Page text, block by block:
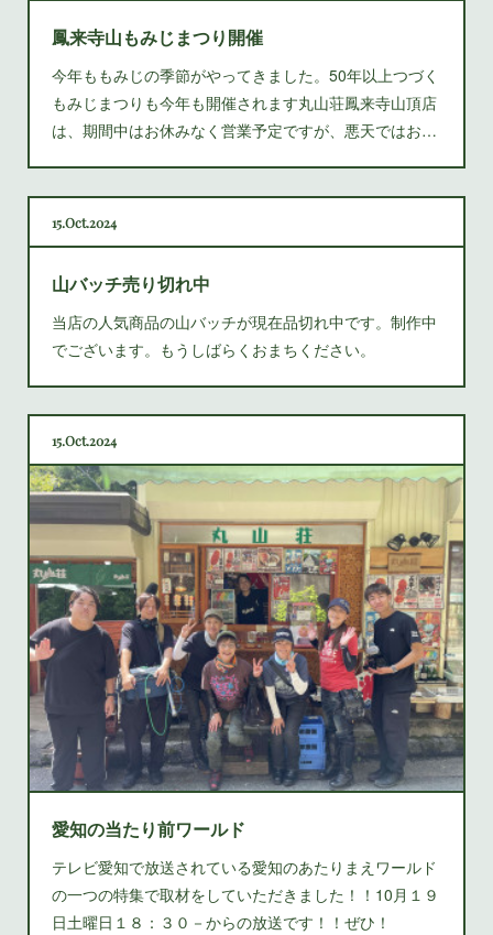
鳳来寺山もみじまつり開催
今年ももみじの季節がやってきました。50年以上つづく
もみじまつりも今年も開催されます丸山荘鳳来寺山頂店
は、期間中はお休みなく営業予定ですが、悪天ではお…
15Oct2024
山バッチ売り切れ中
当店の人気商品の山バッチが現在品切れ中です。制作中
でございます。もうしばらくおまちください。
15Oct2024
愛知の当たり前ワールド
テレビ愛知で放送されている愛知のあたりまえワールド
の一つの特集で取材をしていただきました！！10月１９
日土曜日１８：３０－からの放送です！！ぜひ！